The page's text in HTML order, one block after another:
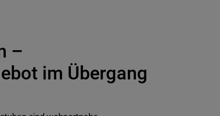
–
im Übergang